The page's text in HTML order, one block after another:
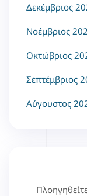
Δεκέμβριος
Νοέμβριος
Οκτώβριος
Σεπτέμβριος
Αύγουστος